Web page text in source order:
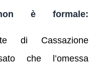
è formale:
di Cassazione
che l’omessa